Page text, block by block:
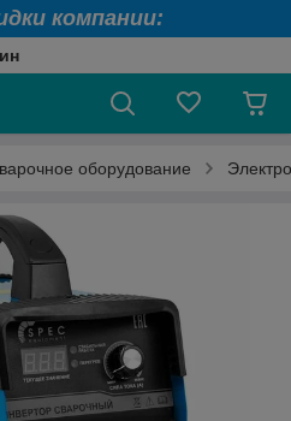
компании:
оборудование